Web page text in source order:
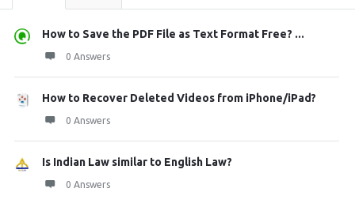
How to Save the PDF File as Text Format Free? ...
0 Answers
How to Recover Deleted Videos from iPhone/iPad?
0 Answers
Is Indian Law similar to English Law?
0 Answers